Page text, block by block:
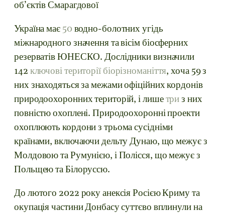
об’єктів Смарагдової
Україна має 50 водно-болотних угідь
міжнародного значення та вісім біосферних
резерватів ЮНЕСКО. Дослідники визначили
142 ключові території біорізноманіття, хоча 59 з
них знаходяться за межами офіційних кордонів
природоохоронних територій, і лише три з них
повністю охоплені. Природоохоронні проекти
охоплюють кордони з трьома сусідніми
країнами, включаючи дельту Дунаю, що межує з
Молдовою та Румунією, і Полісся, що межує з
Польщею та Білоруссю.
До лютого 2022 року анексія Росією Криму та
окупація частини Донбасу суттєво вплинули на